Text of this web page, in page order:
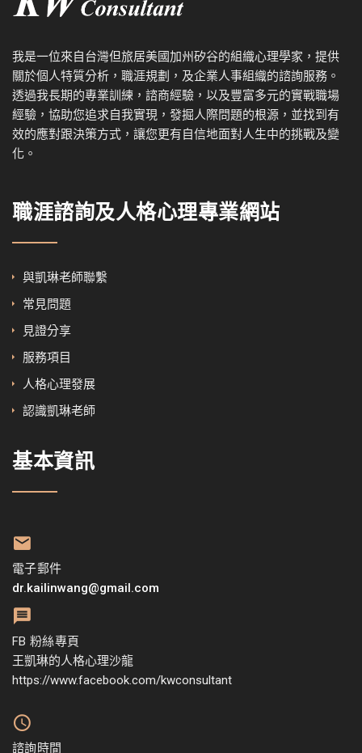
我是一位來自台灣但旅居美國加州矽谷的組織心理學家，提供
關於個人特質分析，職涯規劃，及企業人事組織的諮詢服務。
透過我長期的專業訓練，諮商經驗，以及豐富多元的實戰職場
經驗，協助您追求自我實現，發掘人際問題的根源，並找到有
效的應對跟決策方式，讓您更有自信地面對人生中的挑戰及變
化。
職涯諮詢及人格心理專業網站
與凱琳老師聯繫
常見問題
見證分享
服務項目
人格心理發展
認識凱琳老師
基本資訊
電子郵件
dr.kailinwang@gmail.com
FB 粉絲專頁
王凱琳的人格心理沙龍
https://www.facebook.com/kwconsultant
諮詢時間